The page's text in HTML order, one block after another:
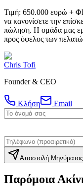
Τιμή: 650.000 ευρώ +
να κανονίσετε την
πώληση. Η ομάδα μας
προς όφελος των
Chris Tofi
Founder & CEO
Κλήση Email
Αποστολή Μηνύματος
Παρόμοια